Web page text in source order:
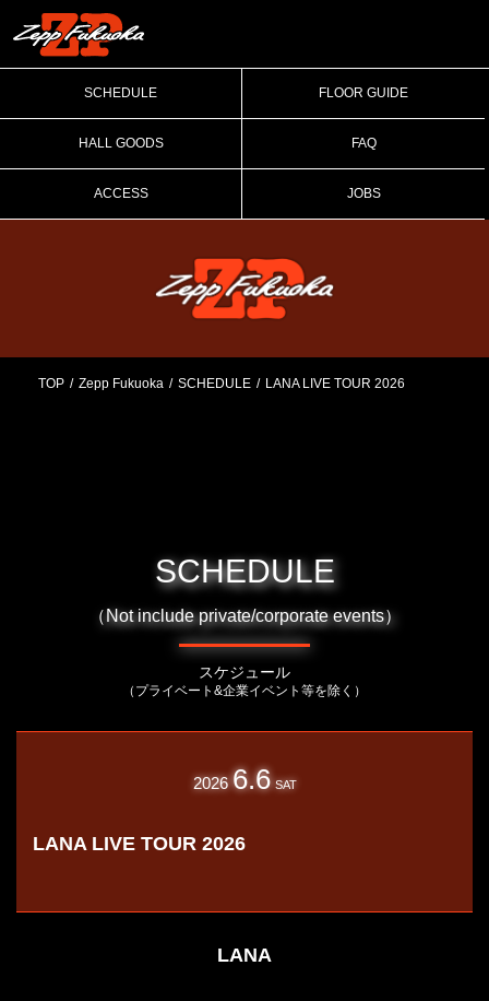
SCHEDULE FLOOR GUIDE
HALL GOODS FAQ
ACCESS JOBS
TOP Zepp Fukuoka SCHEDULE LANA LIVE TOUR 2026
SCHEDULE
（Not include private/corporate events）
スケジュール
（プライベート&企業イベント等を除く）
2026 6.6 SAT
LANA LIVE TOUR 2026
LANA